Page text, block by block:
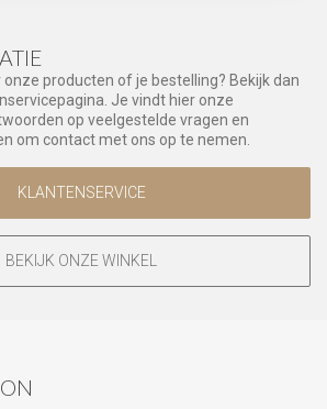
onze producten of je bestelling? Bekijk dan
Je vindt hier onze
op veelgestelde vragen en
om contact met ons op te nemen.
KLANTENSERVICE
BEKIJK ONZE WINKEL